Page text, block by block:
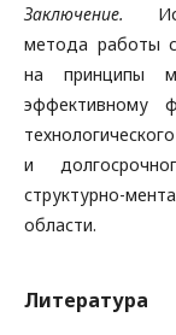
Заключение.
метода работы
на принципы
эффективному
и
структурно-
области.
Литература